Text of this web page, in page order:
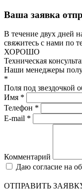
Ваша заявка
В течение двух дней
свяжитесь с нами по
ХОРОШО
Техническая
Наши менеджеры
*
Поля под звездочкой
Имя *
Телефон *
E-mail *
Комментарий
Даю согласие на
ОТПРАВИТЬ